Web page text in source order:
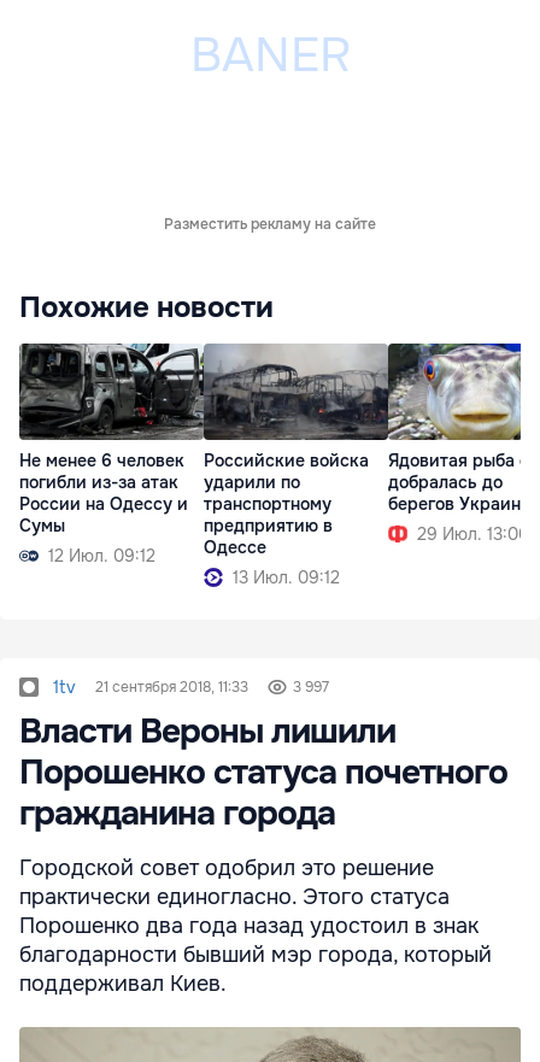
Разместить рекламу на сайте
Похожие новости
Не менее 6 человек
погибли из-за атак
России на Одессу и
Сумы
12 Июл. 09:12
Российские войска
ударили по
транспортному
предприятию в
Одессе
13 Июл. 09:12
Ядовитая рыба
добралась до
берегов Украины
29 Июл. 13:00
1tv 21 сентября 2018, 11:33 3 997
Власти Вероны лишили
Порошенко статуса почетного
гражданина города
Городской совет одобрил это решение
практически единогласно. Этого статуса
Порошенко два года назад удостоил в знак
благодарности бывший мэр города, который
поддерживал Киев.